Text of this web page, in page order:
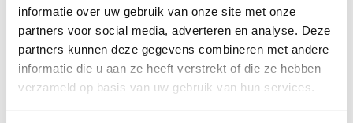
informatie over uw gebruik van onze site met onze
partners voor social media, adverteren en analyse. Deze
partners kunnen deze gegevens combineren met andere
informatie die u aan ze heeft verstrekt of die ze hebben
verzameld op basis van uw gebruik van hun services.